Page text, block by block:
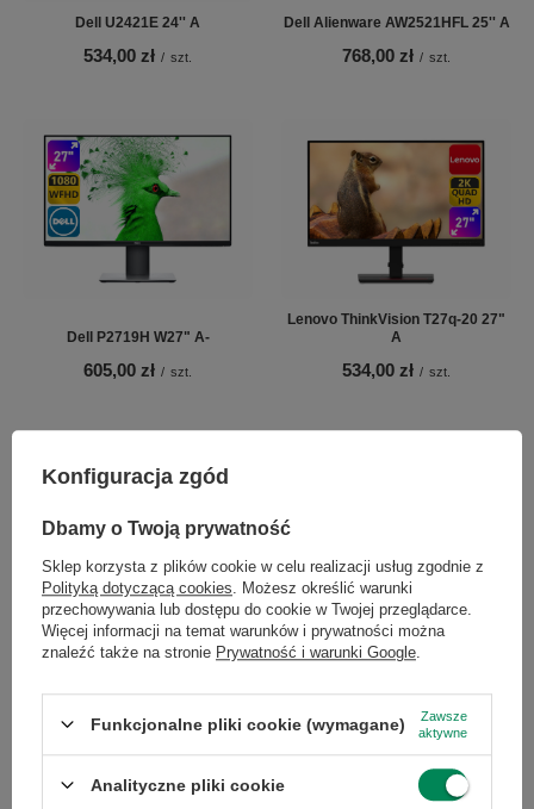
Dell U2421E 24'' A
534,00 zł / szt.
Dell Alienware AW2521HFL 25'' A
768,00 zł / szt.
Dell P2719H W27" A-
605,00 zł / szt.
Lenovo ThinkVision T27q-20 27"
A
534,00 zł / szt.
Dell P2723D 27'' A- Philips 275B1 27" A
624,00 zł
Dołącz do newslettera Green
Computers
Zgarnij jako pierwszy informacje o zniżkach i
rabatach w naszym sklepie!
...lub zadzwoń od razu, aby odebrać
przy zamówieniu telefonicznym
50 zł rabatu!
Rabat 50 zł przy zamówieniach powyżej 300 zł. Oferta
Konfiguracja zgód
Dbamy o Twoją prywatność
Sklep korzysta z plików cookie w celu realizacji usług zgodnie z
Polityką dotyczącą cookies . Możesz określić warunki
przechowywania lub dostępu do cookie w Twojej przeglądarce.
Więcej informacji na temat warunków i prywatności można
znaleźć także na stronie Prywatność i warunki Google
Funkcjonalne pliki cookie (wymagane)
Zawsze
aktywne
Analityczne pliki cookie